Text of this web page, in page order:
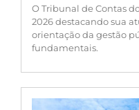
O Tribunal de Contas
2026 destacando sua
orientação da gestão
fundamentais.